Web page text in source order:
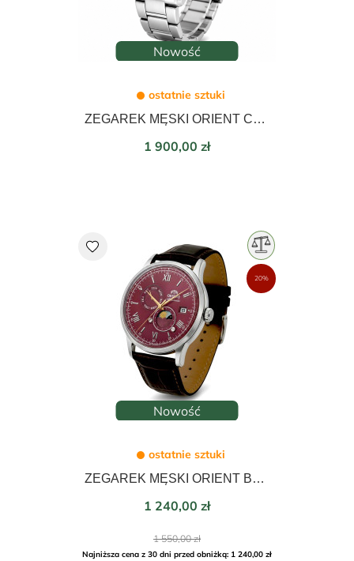
Nowość
ostatnie sztuki
ZEGAREK MĘSKI ORIENT CONTEMPORARY AUTOMATIC 38,5mm RA-AC0R04N30B
Cena
1 900,00 zł
Nowość
ostatnie sztuki
ZEGAREK MĘSKI ORIENT BAMBINO SUN&MOON AUTOMATIC 41,5mm RA-AK0807R30B
Cena
1 240,00 zł
Cena
podstawowa
1 550,00 zł
Najniższa cena z 30 dni przed obniżką: 1 240,00 zł
favorite
20%